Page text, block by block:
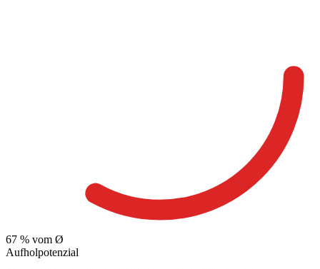
67 % vom Ø
Aufholpotenzial